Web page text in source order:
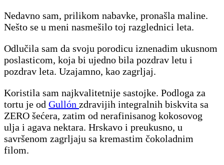
Nedavno sam, prilikom nabavke, pronašla maline.
Nešto se u meni nasmešilo toj razglednici leta.
Odlučila sam da svoju porodicu iznenadim ukusnom
poslasticom, koja bi ujedno bila pozdrav letu i
pozdrav leta. Uzajamno, kao zagrljaj.
Koristila sam najkvalitetnije sastojke. Podloga za
tortu je od Gullón zdravijih integralnih biskvita sa
ZERO šećera, zatim od nerafinisanog kokosovog
ulja i agava nektara. Hrskavo i preukusno, u
savršenom zagrljaju sa kremastim čokoladnim
filom.